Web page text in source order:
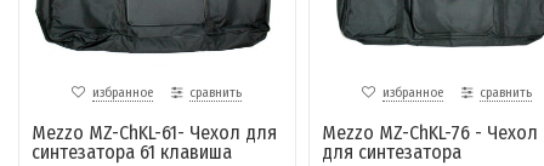
избранное сравнить
Mezzo MZ-ChKL-61- Чехол для
синтезатора 61 клавиша
избранное сравнить
Mezzo MZ-ChKL-76 - Чехол
для синтезатора